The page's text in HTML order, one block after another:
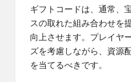
ギフトコードは、通常、
スの取れた組み合わせを
向上させます。プレイヤ
ズを考慮しながら、資源
を当てるべきです。